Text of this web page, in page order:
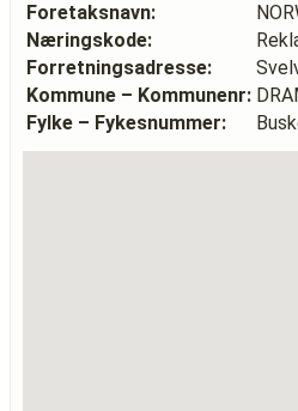
Foretaksnavn:
Næringskode:
Forretningsadresse:
Kommune – Kommunenr:
Fylke – Fykesnummer: